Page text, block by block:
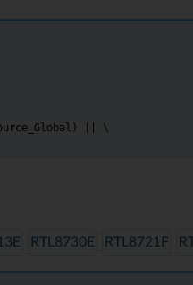
|| \
RTL8730E RTL8721F